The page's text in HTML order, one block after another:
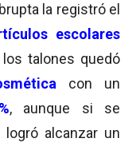
la registró el
escolares
los talones quedó
con un
, aunque si se
alcanzar un